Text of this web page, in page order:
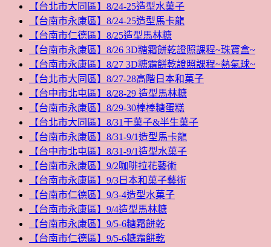
【台北市大同區】8/24-25造型水菓子
【台南市永康區】8/24-25造型馬卡龍
【台南市仁德區】8/25造型馬林糖
【台南市永康區】8/26 3D糖霜餅乾證照課程~珠寶盒~
【台南市永康區】8/27 3D糖霜餅乾證照課程~熱氣球~
【台北市大同區】8/27-28高階日本和菓子
【台中市北屯區】8/28-29 造型馬林糖
【台南市永康區】8/29-30棒棒糖蛋糕
【台北市大同區】8/31干菓子&半生菓子
【台南市永康區】8/31-9/1造型馬卡龍
【台中市北屯區】8/31-9/1造型水菓子
【台南市永康區】9/2咖啡拉花藝術
【台南市永康區】9/3日本和菓子藝術
【台南市仁德區】9/3-4造型水菓子
【台南市永康區】9/4造型馬林糖
【台南市永康區】9/5-6糖霜餅乾
【台南市仁德區】9/5-6糖霜餅乾